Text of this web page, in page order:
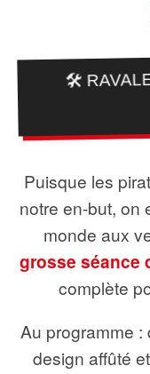
🛠️
Puisque les
notre en-but, on
monde aux
grosse séance
complète
Au programme
design affûté